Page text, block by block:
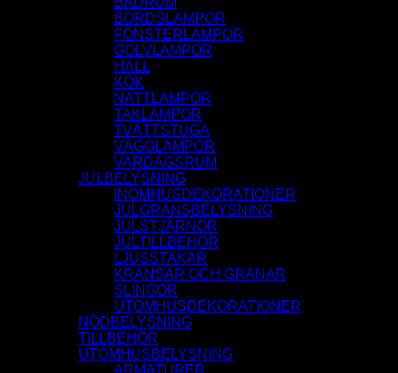
BORDSLAMPOR
FÖNSTERLAMPOR
GOLVLAMPOR
HALL
KÖK
NATTLAMPOR
TAKLAMPOR
TVÄTTSTUGA
VÄGGLAMPOR
VARDAGSRUM
JULBELYSNING
INOMHUSDEKORATIONER
JULGRANSBELYSNING
JULSTJÄRNOR
JULTILLBEHÖR
LJUSSTAKAR
KRANSAR OCH GRANAR
SLINGOR
UTOMHUSDEKORATIONER
NÖDBELYSNING
TILLBEHÖR
UTOMHUSBELYSNING